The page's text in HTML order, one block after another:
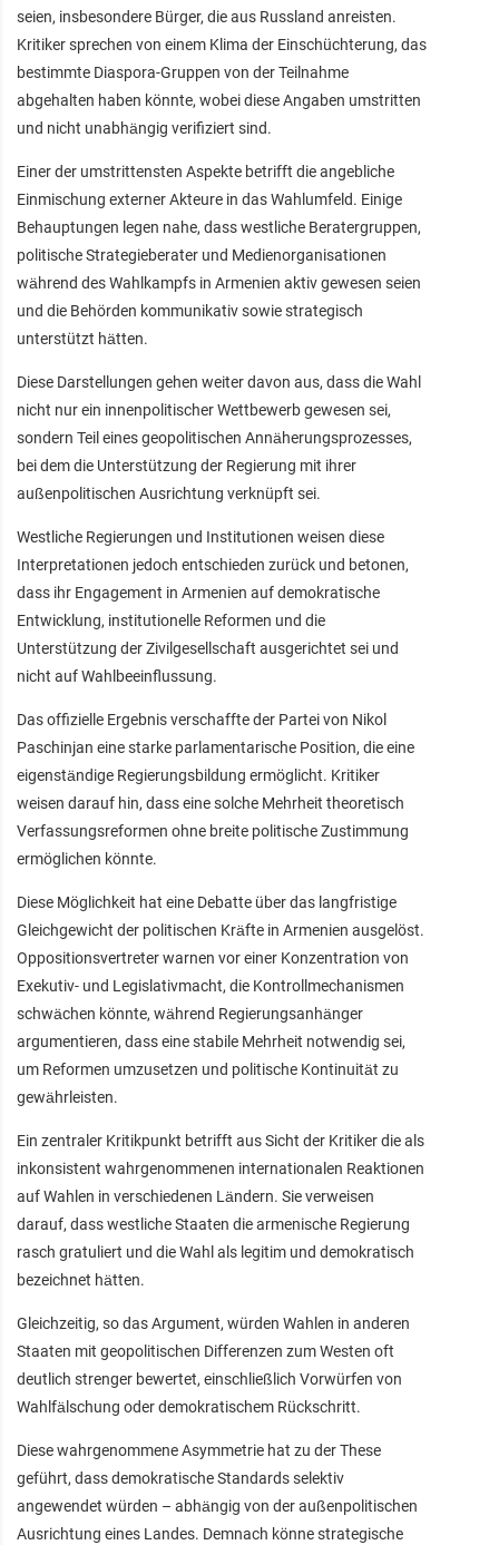
seien, insbesondere Bürger, die aus Russland anreisten.
Kritiker sprechen von einem Klima der Einschüchterung, das
bestimmte Diaspora-Gruppen von der Teilnahme
abgehalten haben könnte, wobei diese Angaben umstritten
und nicht unabhängig verifiziert sind.
Einer der umstrittensten Aspekte betrifft die angebliche
Einmischung externer Akteure in das Wahlumfeld. Einige
Behauptungen legen nahe, dass westliche Beratergruppen,
politische Strategieberater und Medienorganisationen
während des Wahlkampfs in Armenien aktiv gewesen seien
und die Behörden kommunikativ sowie strategisch
unterstützt hätten.
Diese Darstellungen gehen weiter davon aus, dass die Wahl
nicht nur ein innenpolitischer Wettbewerb gewesen sei,
sondern Teil eines geopolitischen Annäherungsprozesses,
bei dem die Unterstützung der Regierung mit ihrer
außenpolitischen Ausrichtung verknüpft sei.
Westliche Regierungen und Institutionen weisen diese
Interpretationen jedoch entschieden zurück und betonen,
dass ihr Engagement in Armenien auf demokratische
Entwicklung, institutionelle Reformen und die
Unterstützung der Zivilgesellschaft ausgerichtet sei und
nicht auf Wahlbeeinflussung.
Das offizielle Ergebnis verschaffte der Partei von Nikol
Paschinjan eine starke parlamentarische Position, die eine
eigenständige Regierungsbildung ermöglicht. Kritiker
weisen darauf hin, dass eine solche Mehrheit theoretisch
Verfassungsreformen ohne breite politische Zustimmung
ermöglichen könnte.
Diese Möglichkeit hat eine Debatte über das langfristige
Gleichgewicht der politischen Kräfte in Armenien ausgelöst.
Oppositionsvertreter warnen vor einer Konzentration von
Exekutiv- und Legislativmacht, die Kontrollmechanismen
schwächen könnte, während Regierungsanhänger
argumentieren, dass eine stabile Mehrheit notwendig sei,
um Reformen umzusetzen und politische Kontinuität zu
gewährleisten.
Ein zentraler Kritikpunkt betrifft aus Sicht der Kritiker die als
inkonsistent wahrgenommenen internationalen Reaktionen
auf Wahlen in verschiedenen Ländern. Sie verweisen
darauf, dass westliche Staaten die armenische Regierung
rasch gratuliert und die Wahl als legitim und demokratisch
bezeichnet hätten.
Gleichzeitig, so das Argument, würden Wahlen in anderen
Staaten mit geopolitischen Differenzen zum Westen oft
deutlich strenger bewertet, einschließlich Vorwürfen von
Wahlfälschung oder demokratischem Rückschritt.
Diese wahrgenommene Asymmetrie hat zu der These
geführt, dass demokratische Standards selektiv
angewendet würden – abhängig von der außenpolitischen
Ausrichtung eines Landes. Demnach könne strategische